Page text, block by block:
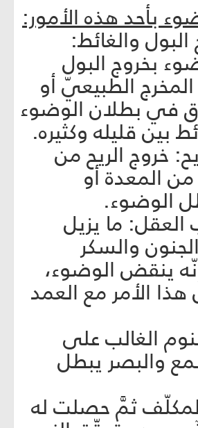
بأحد هذه الأمور:
البول والغائط:
بخروج البول
الطبيعيّ أو
في بطلان الوضوء
بين قليله وكثيره.
خروج الريح من
من المعدة أو
الوضوء.
العقل: ما يزيل
والسكر
ينقض الوضوء،
الأمر مع العمد
الغالب على
والبصر يبطل
ثمَّ حصلت له